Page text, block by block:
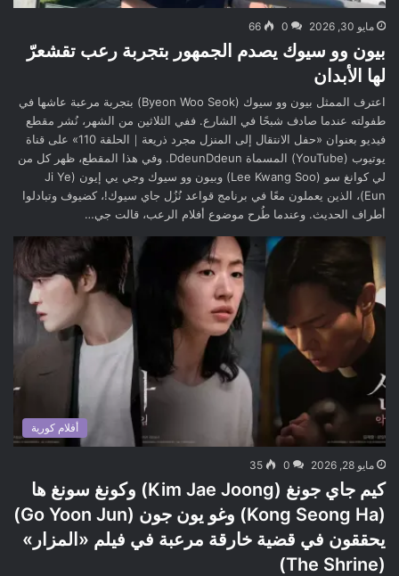
مايو 30, 2026 0
66
بيون وو سيوك يصدم الجمهور بتجربة رعب تقشعرّ
لها الأبدان
اعترف الممثل بيون وو سيوك (Byeon Woo Seok) بتجربة مرعبة عاشها في
طفولته عندما صادف شبحًا في الشارع. ففي الثلاثين من الشهر، نُشر مقطع
فيديو بعنوان «حفل الانتقال إلى المنزل مجرد ذريعة｜الحلقة 110» على قناة
يوتيوب (YouTube) المسماة DdeunDdeun. وفي هذا المقطع، ظهر كل من
لي كوانغ سو (Lee Kwang Soo) وبيون وو سيوك وجي يي إيون (Ji Ye
Eun)، الذين يعملون معًا في برنامج قواعد نُزُل جاي سيوك!، كضيوف وتبادلوا
أطراف الحديث. وعندما طُرح موضوع أفلام الرعب، قالت جي…
أفلام كورية
مايو 28, 2026 0
35
كيم جاي جونغ (Kim Jae Joong) وكونغ سونغ ها
(Kong Seong Ha) وغو يون جون (Go Yoon Jun)
يحققون في قضية خارقة مرعبة في فيلم «المزار»
(The Shrine)